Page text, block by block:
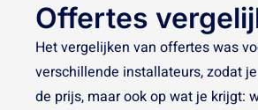
Offertes
Het vergelijken van offertes was
verschillende installateurs, zodat
de prijs, maar ook op wat je krijgt: